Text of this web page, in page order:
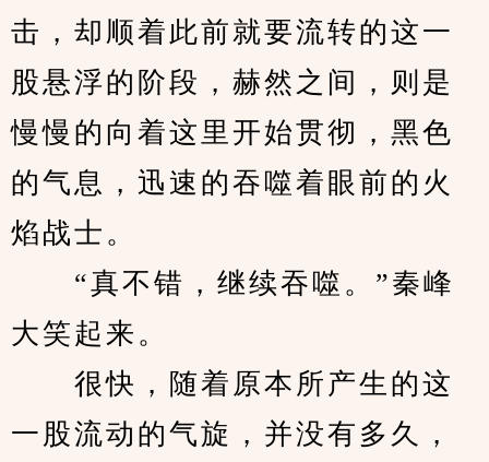
击，却顺着此前就要流转的这一
股悬浮的阶段，赫然之间，则是
慢慢的向着这里开始贯彻，黑色
的气息，迅速的吞噬着眼前的火
焰战士。
“真不错，继续吞噬。”秦峰
大笑起来。
很快，随着原本所产生的这
一股流动的气旋，并没有多久，